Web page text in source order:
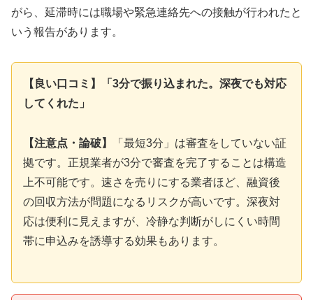
がら、延滞時には職場や緊急連絡先への接触が行われたと
いう報告があります。
【良い口コミ】「3分で振り込まれた。深夜でも対応
してくれた」
【注意点・論破】
「最短3分」は審査をしていない証
拠です。正規業者が3分で審査を完了することは構造
上不可能です。速さを売りにする業者ほど、融資後
の回収方法が問題になるリスクが高いです。深夜対
応は便利に見えますが、冷静な判断がしにくい時間
帯に申込みを誘導する効果もあります。